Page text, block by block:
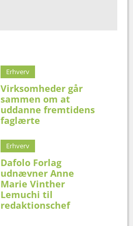
Erhverv
Virksomheder går
sammen om at
uddanne fremtidens
faglærte
Erhverv
Dafolo Forlag
udnævner Anne
Marie Vinther
Lemuchi til
redaktionschef